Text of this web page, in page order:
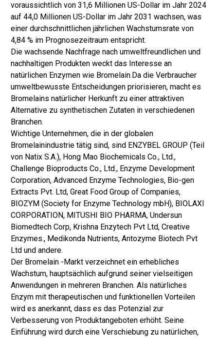
voraussichtlich von 31,6 Millionen US-Dollar im Jahr 2024
auf 44,0 Millionen US-Dollar im Jahr 2031 wachsen, was
einer durchschnittlichen jährlichen Wachstumsrate von
4,84 % im Prognosezeitraum entspricht.
Die wachsende Nachfrage nach umweltfreundlichen und
nachhaltigen Produkten weckt das Interesse an
natürlichen Enzymen wie Bromelain.Da die Verbraucher
umweltbewusste Entscheidungen priorisieren, macht es
Bromelains natürlicher Herkunft zu einer attraktiven
Alternative zu synthetischen Zutaten in verschiedenen
Branchen.
Wichtige Unternehmen, die in der globalen
Bromelainindustrie tätig sind, sind ENZYBEL GROUP (Teil
von Natix S.A.), Hong Mao Biochemicals Co., Ltd.,
Challenge Bioproducts Co., Ltd., Enzyme Development
Corporation, Advanced Enzyme Technologies, Bio-gen
Extracts Pvt. Ltd, Great Food Group of Companies,
BIOZYM (Society for Enzyme Technology mbH), BIOLAXI
CORPORATION, MITUSHI BIO PHARMA, Undersun
Biomedtech Corp, Krishna Enzytech Pvt Ltd, Creative
Enzymes., Medikonda Nutrients, Antozyme Biotech Pvt
Ltd und andere.
Der Bromelain -Markt verzeichnet ein erhebliches
Wachstum, hauptsächlich aufgrund seiner vielseitigen
Anwendungen in mehreren Branchen. Als natürliches
Enzym mit therapeutischen und funktionellen Vorteilen
wird es anerkannt, dass es das Potenzial zur
Verbesserung von Produktangeboten erhöht. Seine
Einführung wird durch eine Verschiebung zu natürlichen,